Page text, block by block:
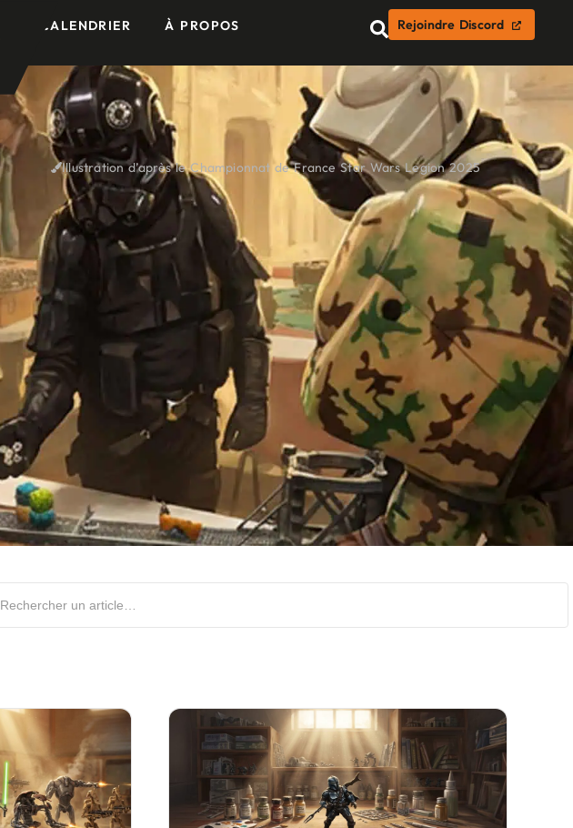
CALENDRIER À PROPOS Rejoindre Discord
Illustration d’après le Championnat de France Star Wars Legion 2025